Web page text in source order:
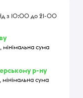
з 10:00 до 21-00
сума
р-ну
сума